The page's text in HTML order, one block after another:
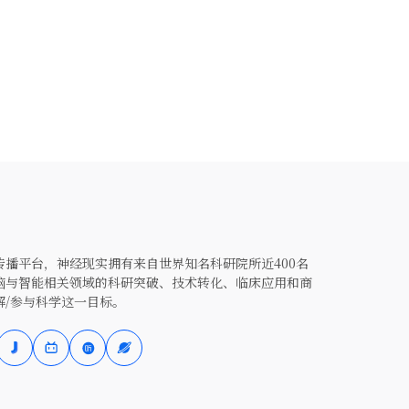
平台，神经现实拥有来自世界知名科研院所近400名
智能相关领域的科研突破、技术转化、临床应用和商
与科学这一目标。